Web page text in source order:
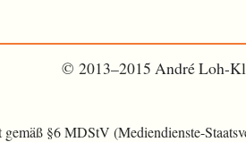
© 2013–2015 André Loh-
§6 MDStV (Mediendienste-